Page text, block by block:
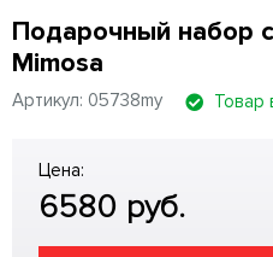
Подарочный набор
Mimosa
Артикул: 05738my Товар
Цена:
6580 руб.